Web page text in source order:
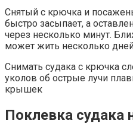
Снятый с крючка и
быстро засыпает, а
через несколько минут.
может жить несколько
Снимать судака с крючка
уколов об острые лучи
крышек
Поклевка судака